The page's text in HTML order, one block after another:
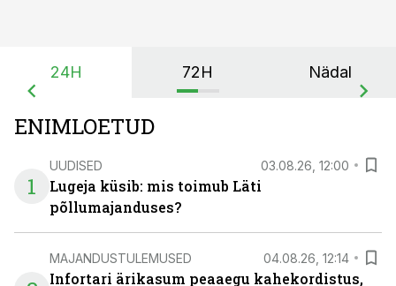
24H 72H Nädal
ENIMLOETUD
1
UUDISED 03.08.26, 12:00
Lugeja küsib: mis toimub Läti
põllumajanduses?
MAJANDUSTULEMUSED 04.08.26, 12:14
Infortari ärikasum peaaegu kahekordistus,